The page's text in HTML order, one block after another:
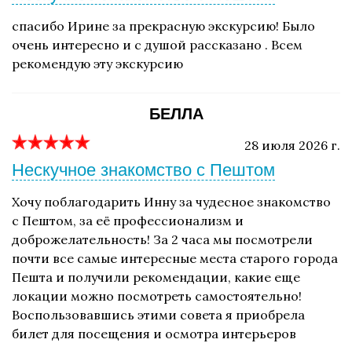
спасибо Ирине за прекрасную экскурсию! Было
очень интересно и с душой рассказано . Всем
рекомендую эту экскурсию
БЕЛЛА
28 июля 2026 г.
Нескучное знакомство с Пештом
Хочу поблагодарить Инну за чудесное знакомство
с Пештом, за её профессионализм и
доброжелательность! За 2 часа мы посмотрели
почти все самые интересные места старого города
Пешта и получили рекомендации, какие еще
локации можно посмотреть самостоятельно!
Воспользовавшись этими совета я приобрела
билет для посещения и осмотра интерьеров